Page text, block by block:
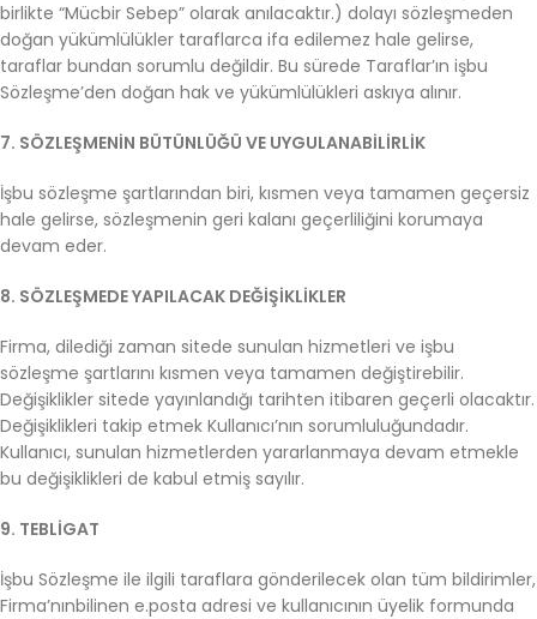
birlikte “Mücbir Sebep” olarak anılacaktır.) dolayı sözleşmeden
doğan yükümlülükler taraflarca ifa edilemez hale gelirse,
taraflar bundan sorumlu değildir. Bu sürede Taraflar’ın işbu
Sözleşme’den doğan hak ve yükümlülükleri askıya alınır.
7. SÖZLEŞMENİN BÜTÜNLÜĞÜ VE UYGULANABİLİRLİK
İşbu sözleşme şartlarından biri, kısmen veya tamamen geçersiz
hale gelirse, sözleşmenin geri kalanı geçerliliğini korumaya
devam eder.
8. SÖZLEŞMEDE YAPILACAK DEĞİŞİKLİKLER
Firma, dilediği zaman sitede sunulan hizmetleri ve işbu
sözleşme şartlarını kısmen veya tamamen değiştirebilir.
Değişiklikler sitede yayınlandığı tarihten itibaren geçerli olacaktır.
Değişiklikleri takip etmek Kullanıcı’nın sorumluluğundadır.
Kullanıcı, sunulan hizmetlerden yararlanmaya devam etmekle
bu değişiklikleri de kabul etmiş sayılır.
9. TEBLİGAT
İşbu Sözleşme ile ilgili taraflara gönderilecek olan tüm bildirimler,
Firma’nınbilinen e.posta adresi ve kullanıcının üyelik formunda